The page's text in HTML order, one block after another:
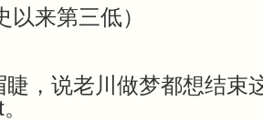
以来第三低）
睫，说老川做梦都想结束